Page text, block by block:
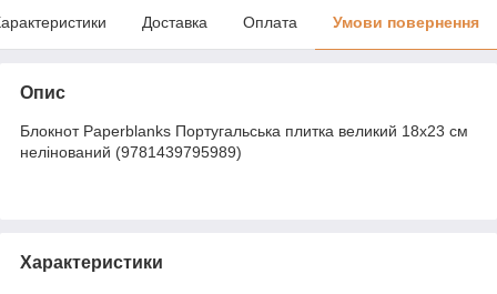
Доставка Оплата Умови повернення
Опис
Блокнот Paperblanks Португальська плитка великий 18х23 см
нелінований (9781439795989)
Характеристики